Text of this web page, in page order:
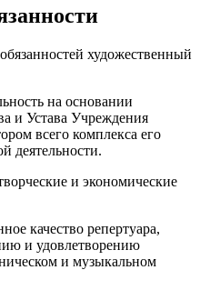
художественный
на основании
и Устава Учреждения
всего комплекса его
деятельности.
и экономические
качество репертуара,
и удовлетворению
и музыкальном